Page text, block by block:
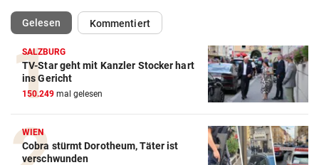
Gelesen(ausgewählt)Kommentiert
SALZBURG
TV-Star geht mit Kanzler Stocker hart
ins Gericht
150.249 mal gelesen
WIEN
Cobra stürmt Dorotheum, Täter ist
verschwunden